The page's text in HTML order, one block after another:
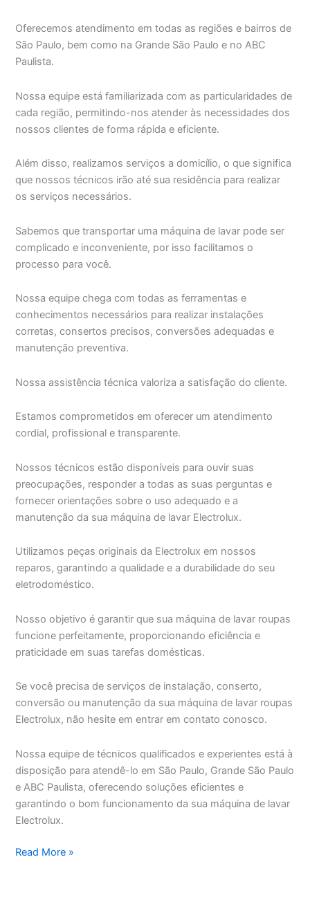
Oferecemos atendimento em todas as regiões e bairros de
São Paulo, bem como na Grande São Paulo e no ABC
Paulista.
Nossa equipe está familiarizada com as particularidades de
cada região, permitindo-nos atender às necessidades dos
nossos clientes de forma rápida e eficiente.
Além disso, realizamos serviços a domicílio, o que significa
que nossos técnicos irão até sua residência para realizar
os serviços necessários.
Sabemos que transportar uma máquina de lavar pode ser
complicado e inconveniente, por isso facilitamos o
processo para você.
Nossa equipe chega com todas as ferramentas e
conhecimentos necessários para realizar instalações
corretas, consertos precisos, conversões adequadas e
manutenção preventiva.
Nossa assistência técnica valoriza a satisfação do cliente.
Estamos comprometidos em oferecer um atendimento
cordial, profissional e transparente.
Nossos técnicos estão disponíveis para ouvir suas
preocupações, responder a todas as suas perguntas e
fornecer orientações sobre o uso adequado e a
manutenção da sua máquina de lavar Electrolux.
Utilizamos peças originais da Electrolux em nossos
reparos, garantindo a qualidade e a durabilidade do seu
eletrodoméstico.
Nosso objetivo é garantir que sua máquina de lavar roupas
funcione perfeitamente, proporcionando eficiência e
praticidade em suas tarefas domésticas.
Se você precisa de serviços de instalação, conserto,
conversão ou manutenção da sua máquina de lavar roupas
Electrolux, não hesite em entrar em contato conosco.
Nossa equipe de técnicos qualificados e experientes está à
disposição para atendê-lo em São Paulo, Grande São Paulo
e ABC Paulista, oferecendo soluções eficientes e
garantindo o bom funcionamento da sua máquina de lavar
Electrolux.
Assistência
Read More »